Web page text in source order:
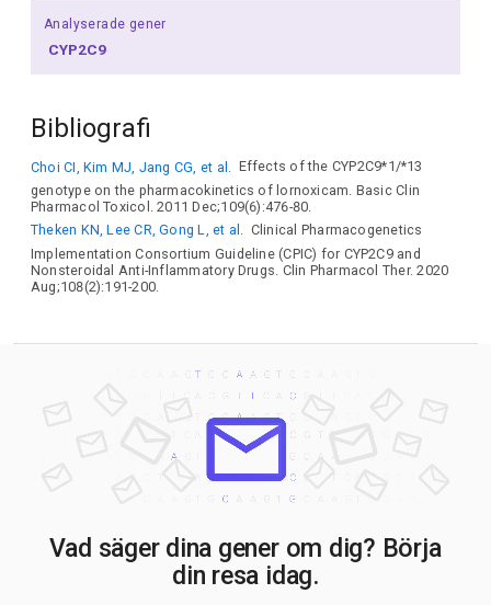
Analyserade gener
CYP2C9
Bibliografi
Choi CI, Kim MJ, Jang CG, et al.
Effects of the CYP2C9*1/*13
genotype on the pharmacokinetics of lornoxicam. Basic Clin
Pharmacol Toxicol. 2011 Dec;109(6):476-80.
Theken KN, Lee CR, Gong L, et al. Clinical Pharmacogenetics
Implementation Consortium Guideline (CPIC) for CYP2C9 and
Nonsteroidal Anti-Inflammatory Drugs. Clin Pharmacol Ther. 2020
Aug;108(2):191-200.
Vad säger dina gener om dig? Börja
din resa idag.